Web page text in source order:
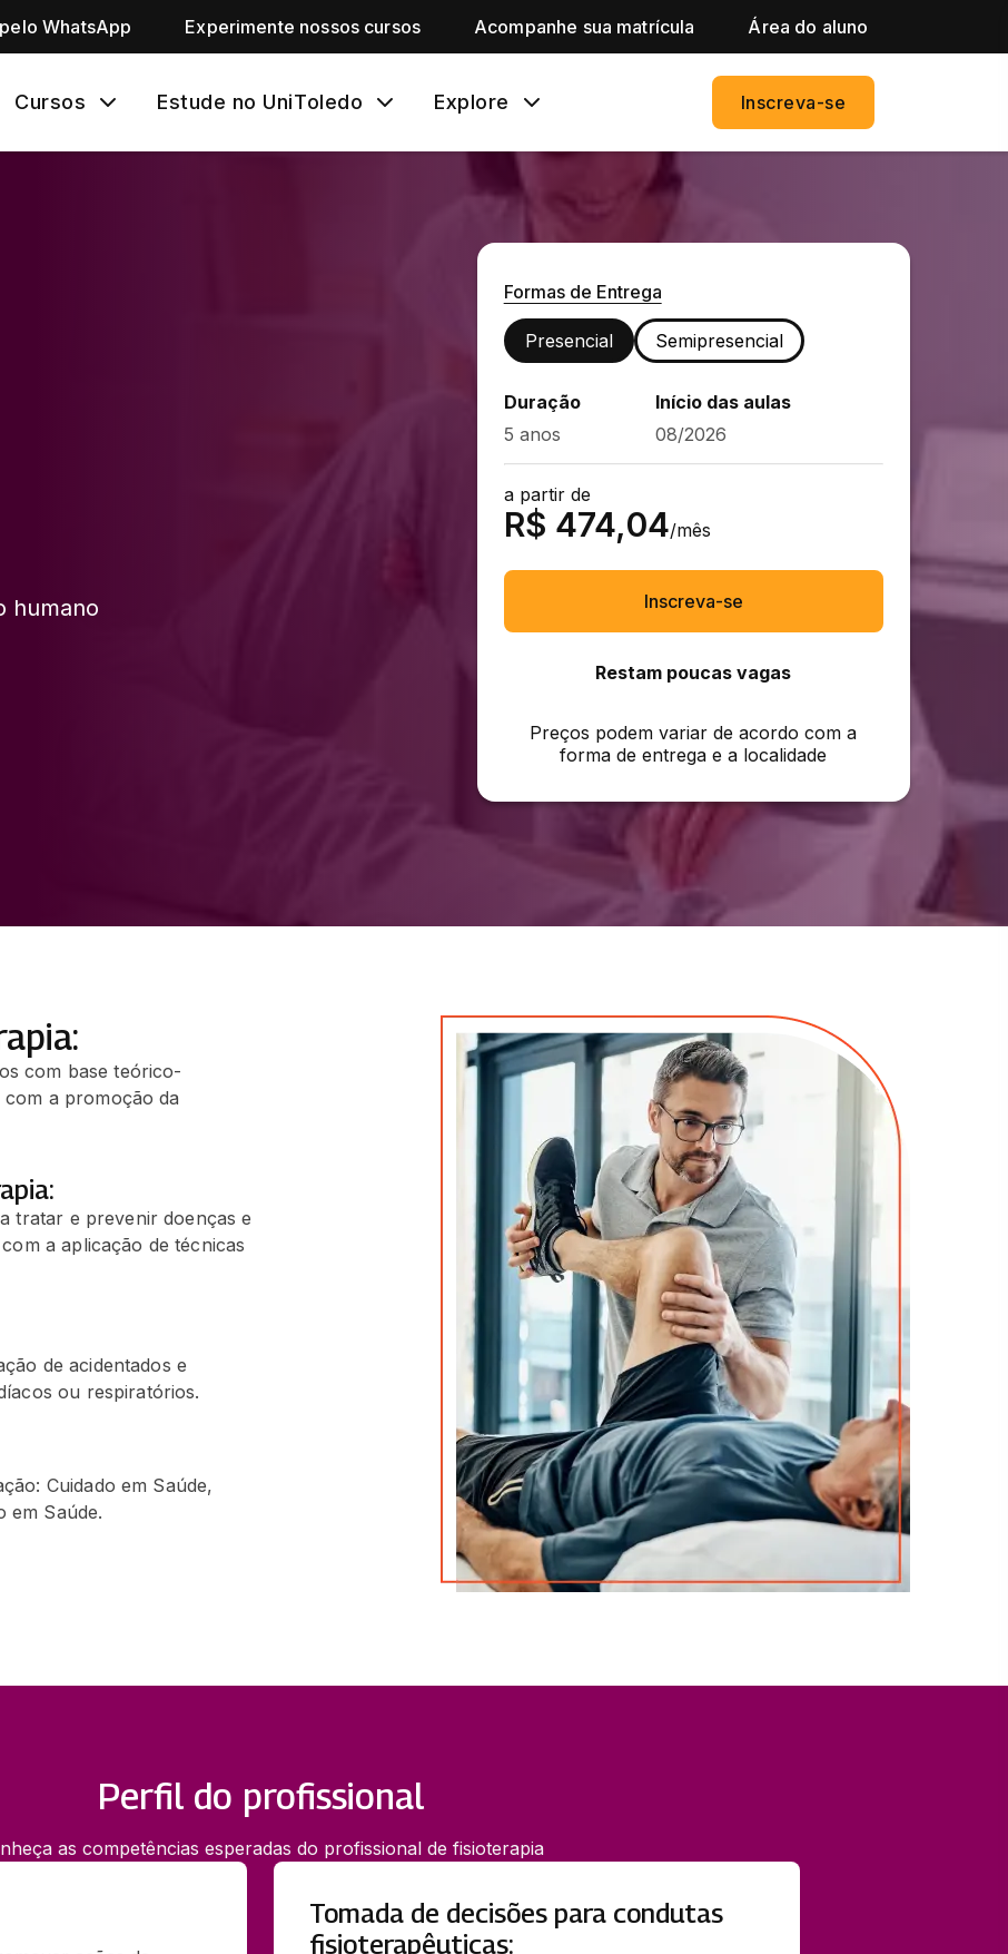
WhatsApp Experimente nossos cursos Acompanhe sua matrícula Área do aluno
Cursos Estude no UniToledo Explore Inscreva-se
humano
Formas de Entrega
Presencial Semipresencial
Duração
5 anos
Início das aulas
08/2026
a partir de
R$ 474,04/mês
Inscreva-se
Restam poucas vagas
Preços podem variar de acordo com a
forma de entrega e a localidade
com base teórico-
a promoção da
tratar e prevenir doenças e
a aplicação de técnicas
de acidentados e
ou respiratórios.
Cuidado em Saúde,
em Saúde.
Perfil do profissional
as competências esperadas do profissional de fisioterapia
Tomada de decisões para condutas
fisioterapêuticas: